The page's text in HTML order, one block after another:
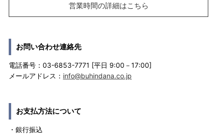
営業時間の詳細はこちら
お問い合わせ連絡先
電話番号：03-6853-7771 [平日 9:00－17:00]
メールアドレス： info@buhindana.co.jp
お支払方法について
・銀行振込